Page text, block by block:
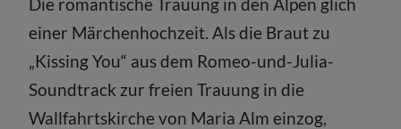
einer Märchenhochzeit. Als die Braut zu
„Kissing You“ aus dem Romeo-und-Julia-
Soundtrack zur freien Trauung in die
Wallfahrtskirche von Maria Alm einzog,